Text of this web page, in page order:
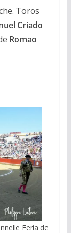
Toros
Criado
Romao
Feria de